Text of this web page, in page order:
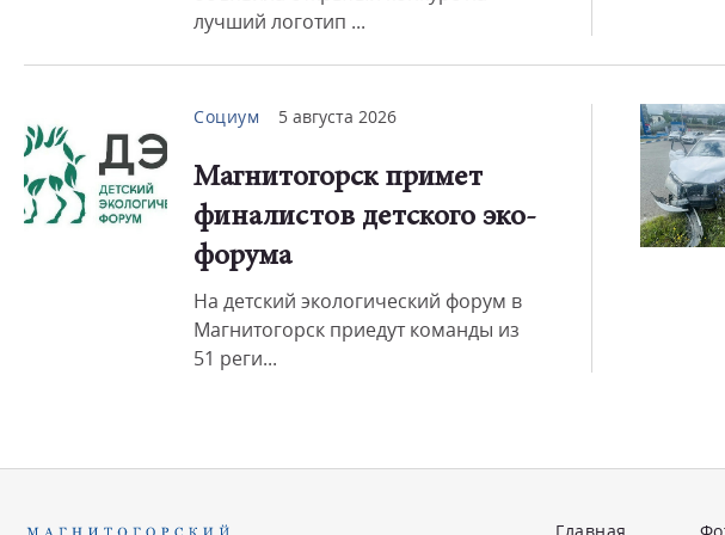
лучший логотип ...
Социум 5 августа 2026
Магнитогорск примет
финалистов детского эко-
форума
На детский экологический форум в
Магнитогорск приедут команды из
51 реги...